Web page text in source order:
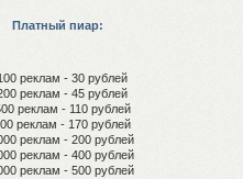
Платный пиар:
реклам - 30 рублей
реклам - 45 рублей
реклам - 110 рублей
реклам - 170 рублей
реклам - 200 рублей
реклам - 400 рублей
реклам - 500 рублей